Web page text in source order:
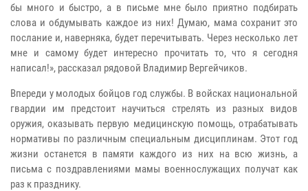
бы много и быстро, а в письме мне было приятно подбирать
слова и обдумывать каждое из них! Думаю, мама сохранит это
послание и, наверняка, будет перечитывать. Через несколько лет
мне и самому будет интересно прочитать то, что я сегодня
написал!», рассказал рядовой Владимир Вергейчиков.
Впереди у молодых бойцов год службы. В войсках национальной
гвардии им предстоит научиться стрелять из разных видов
оружия, оказывать первую медицинскую помощь, отрабатывать
нормативы по различным специальным дисциплинам. Этот год
жизни останется в памяти каждого из них на всю жизнь, а
письма с поздравлениями мамы военнослужащих получат как
раз к празднику.